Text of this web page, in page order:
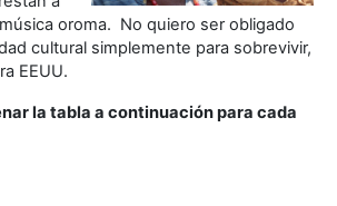
oroma. No quiero ser obligado
cultural simplemente para sobrevivir,
EEUU.
la tabla a continuación para cada